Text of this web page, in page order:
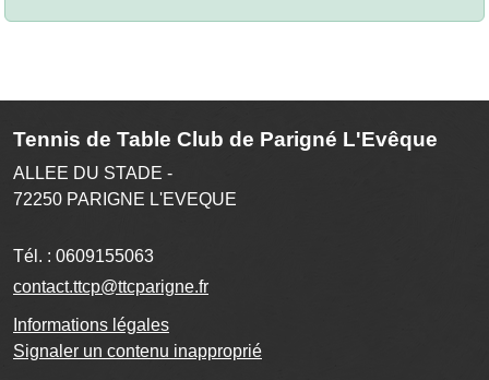
Tennis de Table Club de Parigné L'Evêque
ALLEE DU STADE -
72250 PARIGNE L'EVEQUE
Tél. : 0609155063
contact.ttcp@ttcparigne.fr
Informations légales
Signaler un contenu inapproprié